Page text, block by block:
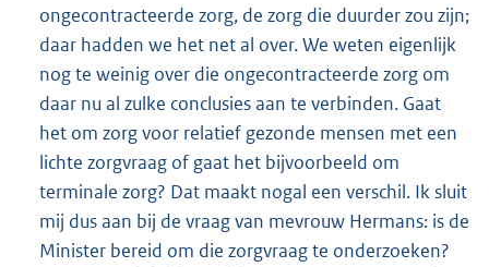
ongecontracteerde zorg, de zorg die duurder zou zijn;
daar hadden we het net al over. We weten eigenlijk
nog te weinig over die ongecontracteerde zorg om
daar nu al zulke conclusies aan te verbinden. Gaat
het om zorg voor relatief gezonde mensen met een
lichte zorgvraag of gaat het bijvoorbeeld om
terminale zorg? Dat maakt nogal een verschil. Ik sluit
mij dus aan bij de vraag van mevrouw Hermans: is de
Minister bereid om die zorgvraag te onderzoeken?